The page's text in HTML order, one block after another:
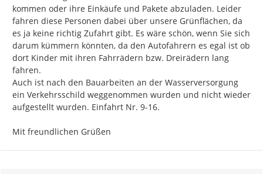
kommen oder ihre Einkäufe und Pakete abzuladen. Leider
fahren diese Personen dabei über unsere Grünflächen, da
es ja keine richtig Zufahrt gibt. Es wäre schön, wenn Sie sich
darum kümmern könnten, da den Autofahrern es egal ist ob
dort Kinder mit ihren Fahrrädern bzw. Dreirädern lang
fahren.
Auch ist nach den Bauarbeiten an der Wasserversorgung
ein Verkehrsschild weggenommen wurden und nicht wieder
aufgestellt wurden. Einfahrt Nr. 9-16.
Mit freundlichen Grüßen